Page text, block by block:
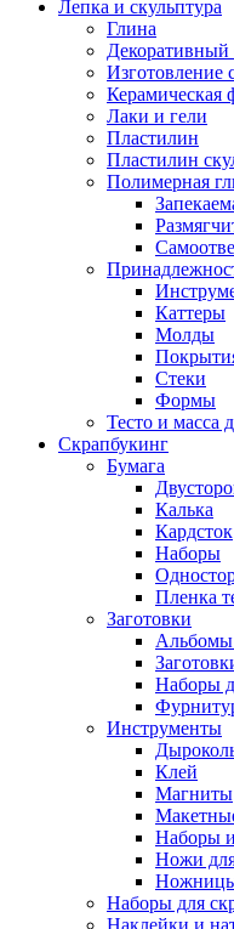
Лепка и скульптура
Глина
Декоративный
Изготовление
Керамическая
Лаки и гели
Пластилин
Пластилин
Полимерная
Каттеры
Молды
Стеки
Формы
Тесто и масса
Скрапбукинг
Бумага
Калька
Кардсток
Наборы
Пленка
Заготовки
Альбомы
Наборы
Инструменты
Клей
Магниты
Наборы
Ножи
Наборы для
Наклейки и